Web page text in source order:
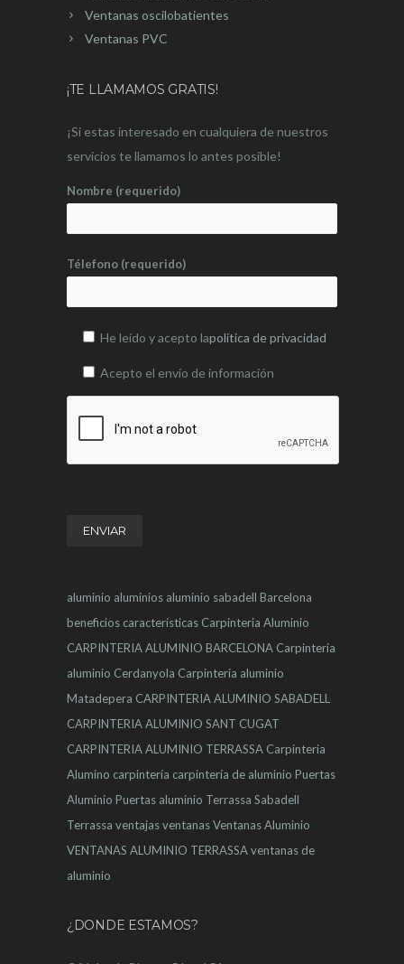
Ventanas oscilobatientes
Ventanas PVC
¡TE LLAMAMOS GRATIS!
¡Si estas interesado en cualquiera de nuestros
servicios te llamamos lo antes posible!
Nombre (requerido)
Télefono (requerido)
He leído y acepto lapolítica de privacidad
Acepto el envío de información
aluminio aluminios aluminio sabadell Barcelona
beneficios características Carpinteria Aluminio
CARPINTERIA ALUMINIO BARCELONA Carpinteria
aluminio Cerdanyola Carpinteria aluminio
Matadepera CARPINTERIA ALUMINIO SABADELL
CARPINTERIA ALUMINIO SANT CUGAT
CARPINTERIA ALUMINIO TERRASSA Carpinteria
Alumino carpintería carpintería de aluminio Puertas
Aluminio Puertas aluminio Terrassa Sabadell
Terrassa ventajasventanasVentanas Aluminio
VENTANAS ALUMINIO TERRASSAventanas de
aluminio
¿DONDE ESTAMOS?